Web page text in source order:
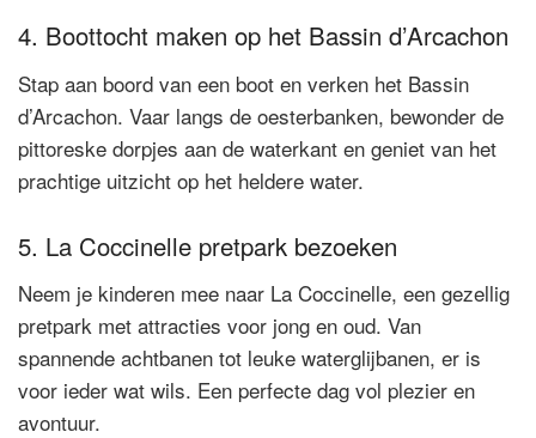
4. Boottocht maken op het Bassin d’Arcachon
Stap aan boord van een boot en verken het Bassin
d’Arcachon. Vaar langs de oesterbanken, bewonder de
pittoreske dorpjes aan de waterkant en geniet van het
prachtige uitzicht op het heldere water.
5. La Coccinelle pretpark bezoeken
Neem je kinderen mee naar La Coccinelle, een gezellig
pretpark met attracties voor jong en oud. Van
spannende achtbanen tot leuke waterglijbanen, er is
voor ieder wat wils. Een perfecte dag vol plezier en
avontuur.